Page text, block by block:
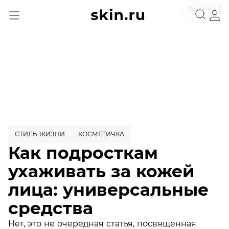
Реклама
СТИЛЬ ЖИЗНИ КОСМЕТИЧКА
Как подросткам
ухаживать за кожей
лица: универсальные
средства
Нет, это не очередная статья, посвященная